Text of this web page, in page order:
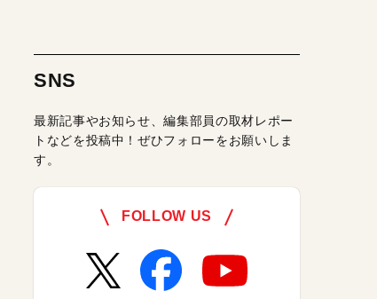
SNS
最新記事やお知らせ、編集部員の取材レポー
トなどを投稿中！ぜひフォローをお願いしま
す。
FOLLOW US